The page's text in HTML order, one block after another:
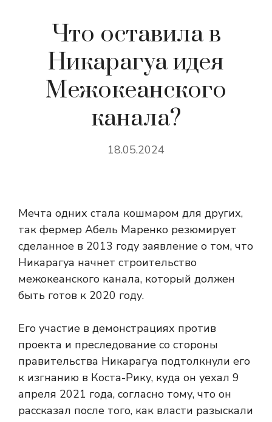
Что оставила в
Никарагуа идея
Межокеанского
канала?
18.05.2024
​Мечта одних стала кошмаром для других,
так фермер Абель Маренко резюмирует
сделанное в 2013 году заявление о том, что
Никарагуа начнет строительство
межокеанского канала, который должен
быть готов к 2020 году.
Его участие в демонстрациях против
проекта и преследование со стороны
правительства Никарагуа подтолкнули его
к изгнанию в Коста-Рику, куда он уехал 9
апреля 2021 года, согласно тому, что он
рассказал после того, как власти разыскали